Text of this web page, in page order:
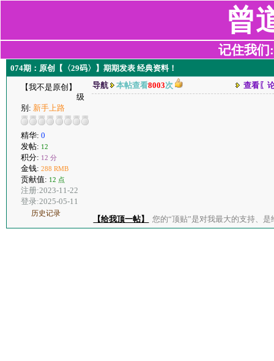
曾
记住我们
074期：原创【〈29码〉】期期发表 经典资料！
【我不是原创】
级
别: 新手上路
精华: 0
发帖: 12
积分: 12 分
金钱: 288 RMB
贡献值: 12 点
注册:2023-11-22
登录:2025-05-11
历史记录
导航 本帖查看8003次 查看〖
【给我顶一帖】 您的“顶贴”是对我最大的支持、